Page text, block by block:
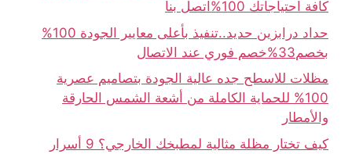
كافة احتياجاتك 100%اتصل بنا
حداد درابزين حديد..تنفيذ بأعلى معايير الجودة 100%
بخصم33%خصم فوري عند الاتصال
مظلات للاسطح جده عالية الجودة بتصاميم عصرية
100% للحماية الكاملة من أشعة الشمس الحارقة
والأمطار
كيف تختار مظلة مثالية لمطبخك الخارجي؟ 9 أسرار